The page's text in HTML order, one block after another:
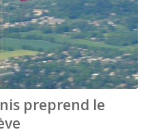
preprend le